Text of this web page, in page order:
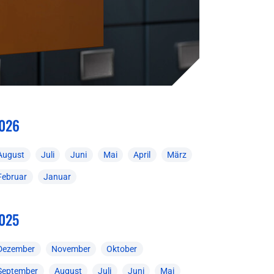
Juli Juni Mai April März
Januar
November Oktober
August Juli Juni Mai